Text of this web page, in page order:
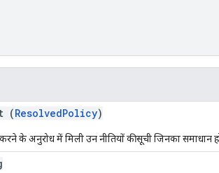
(ResolvedPolicy)
के अनुरोध में मिली उन नीतियों की सूची जिनका समाधान